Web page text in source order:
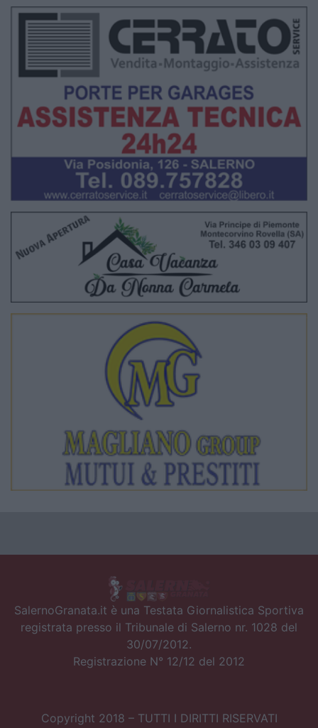
SalernoGranata.it è una Testata Giornalistica Sportiva
registrata presso il Tribunale di Salerno nr. 1028 del
30/07/2012.
Registrazione N° 12/12 del 2012
Copyright 2018 – TUTTI I DIRITTI RISERVATI